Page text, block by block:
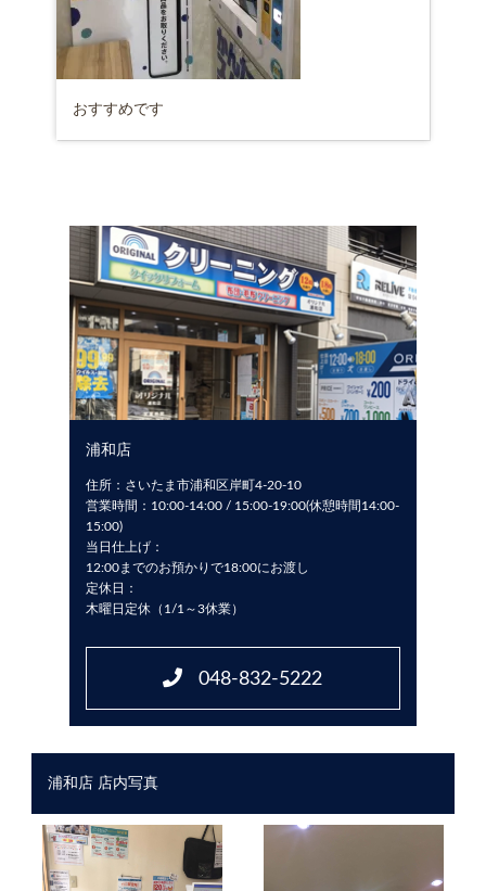
おすすめです
浦和店
住所：さいたま市浦和区岸町4-20-10
営業時間：10:00-14:00 / 15:00-19:00(休憩時間14:00-
15:00)
当日仕上げ：
12:00までのお預かりで18:00にお渡し
定休日：
木曜日定休（1/1～3休業）
048-832-5222
浦和店 店内写真